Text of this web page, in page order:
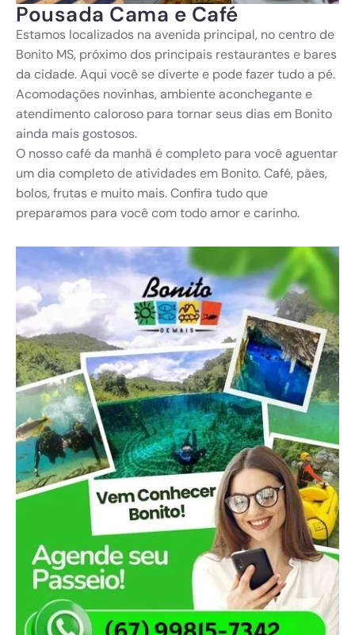
Pousada Cama e Café
Estamos localizados na avenida principal, no centro de
Bonito MS, próximo dos principais restaurantes e bares
da cidade. Aqui você se diverte e pode fazer tudo a pé.
Acomodações novinhas, ambiente aconchegante e
atendimento caloroso para tornar seus dias em Bonito
ainda mais gostosos.
O nosso café da manhã é completo para você aguentar
um dia completo de atividades em Bonito. Café, pães,
bolos, frutas e muito mais. Confira tudo que
preparamos para você com todo amor e carinho.